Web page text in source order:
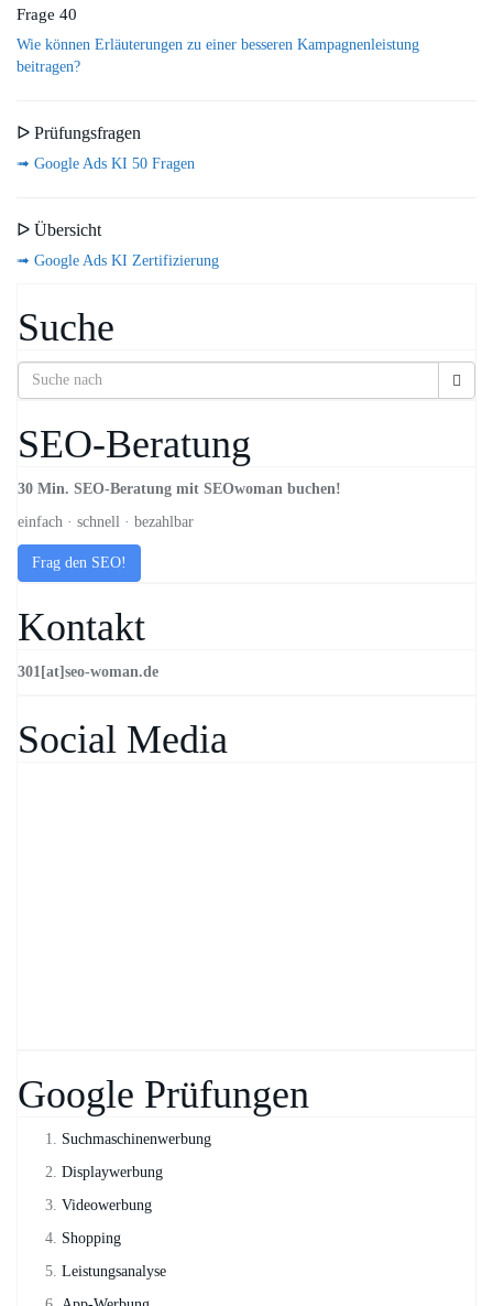
Frage 40
Wie können Erläuterungen zu einer besseren Kampagnenleistung
beitragen?
ᐅ Prüfungsfragen
➟ Google Ads KI 50 Fragen
ᐅ Übersicht
➟ Google Ads KI Zertifizierung
Suche
SEO-Beratung
30 Min. SEO-Beratung mit SEOwoman buchen!
einfach · schnell · bezahlbar
Frag den SEO!
Kontakt
301[at]seo-woman.de
Social Media
Google Prüfungen
Suchmaschinenwerbung
Displaywerbung
Videowerbung
Shopping
Leistungsanalyse